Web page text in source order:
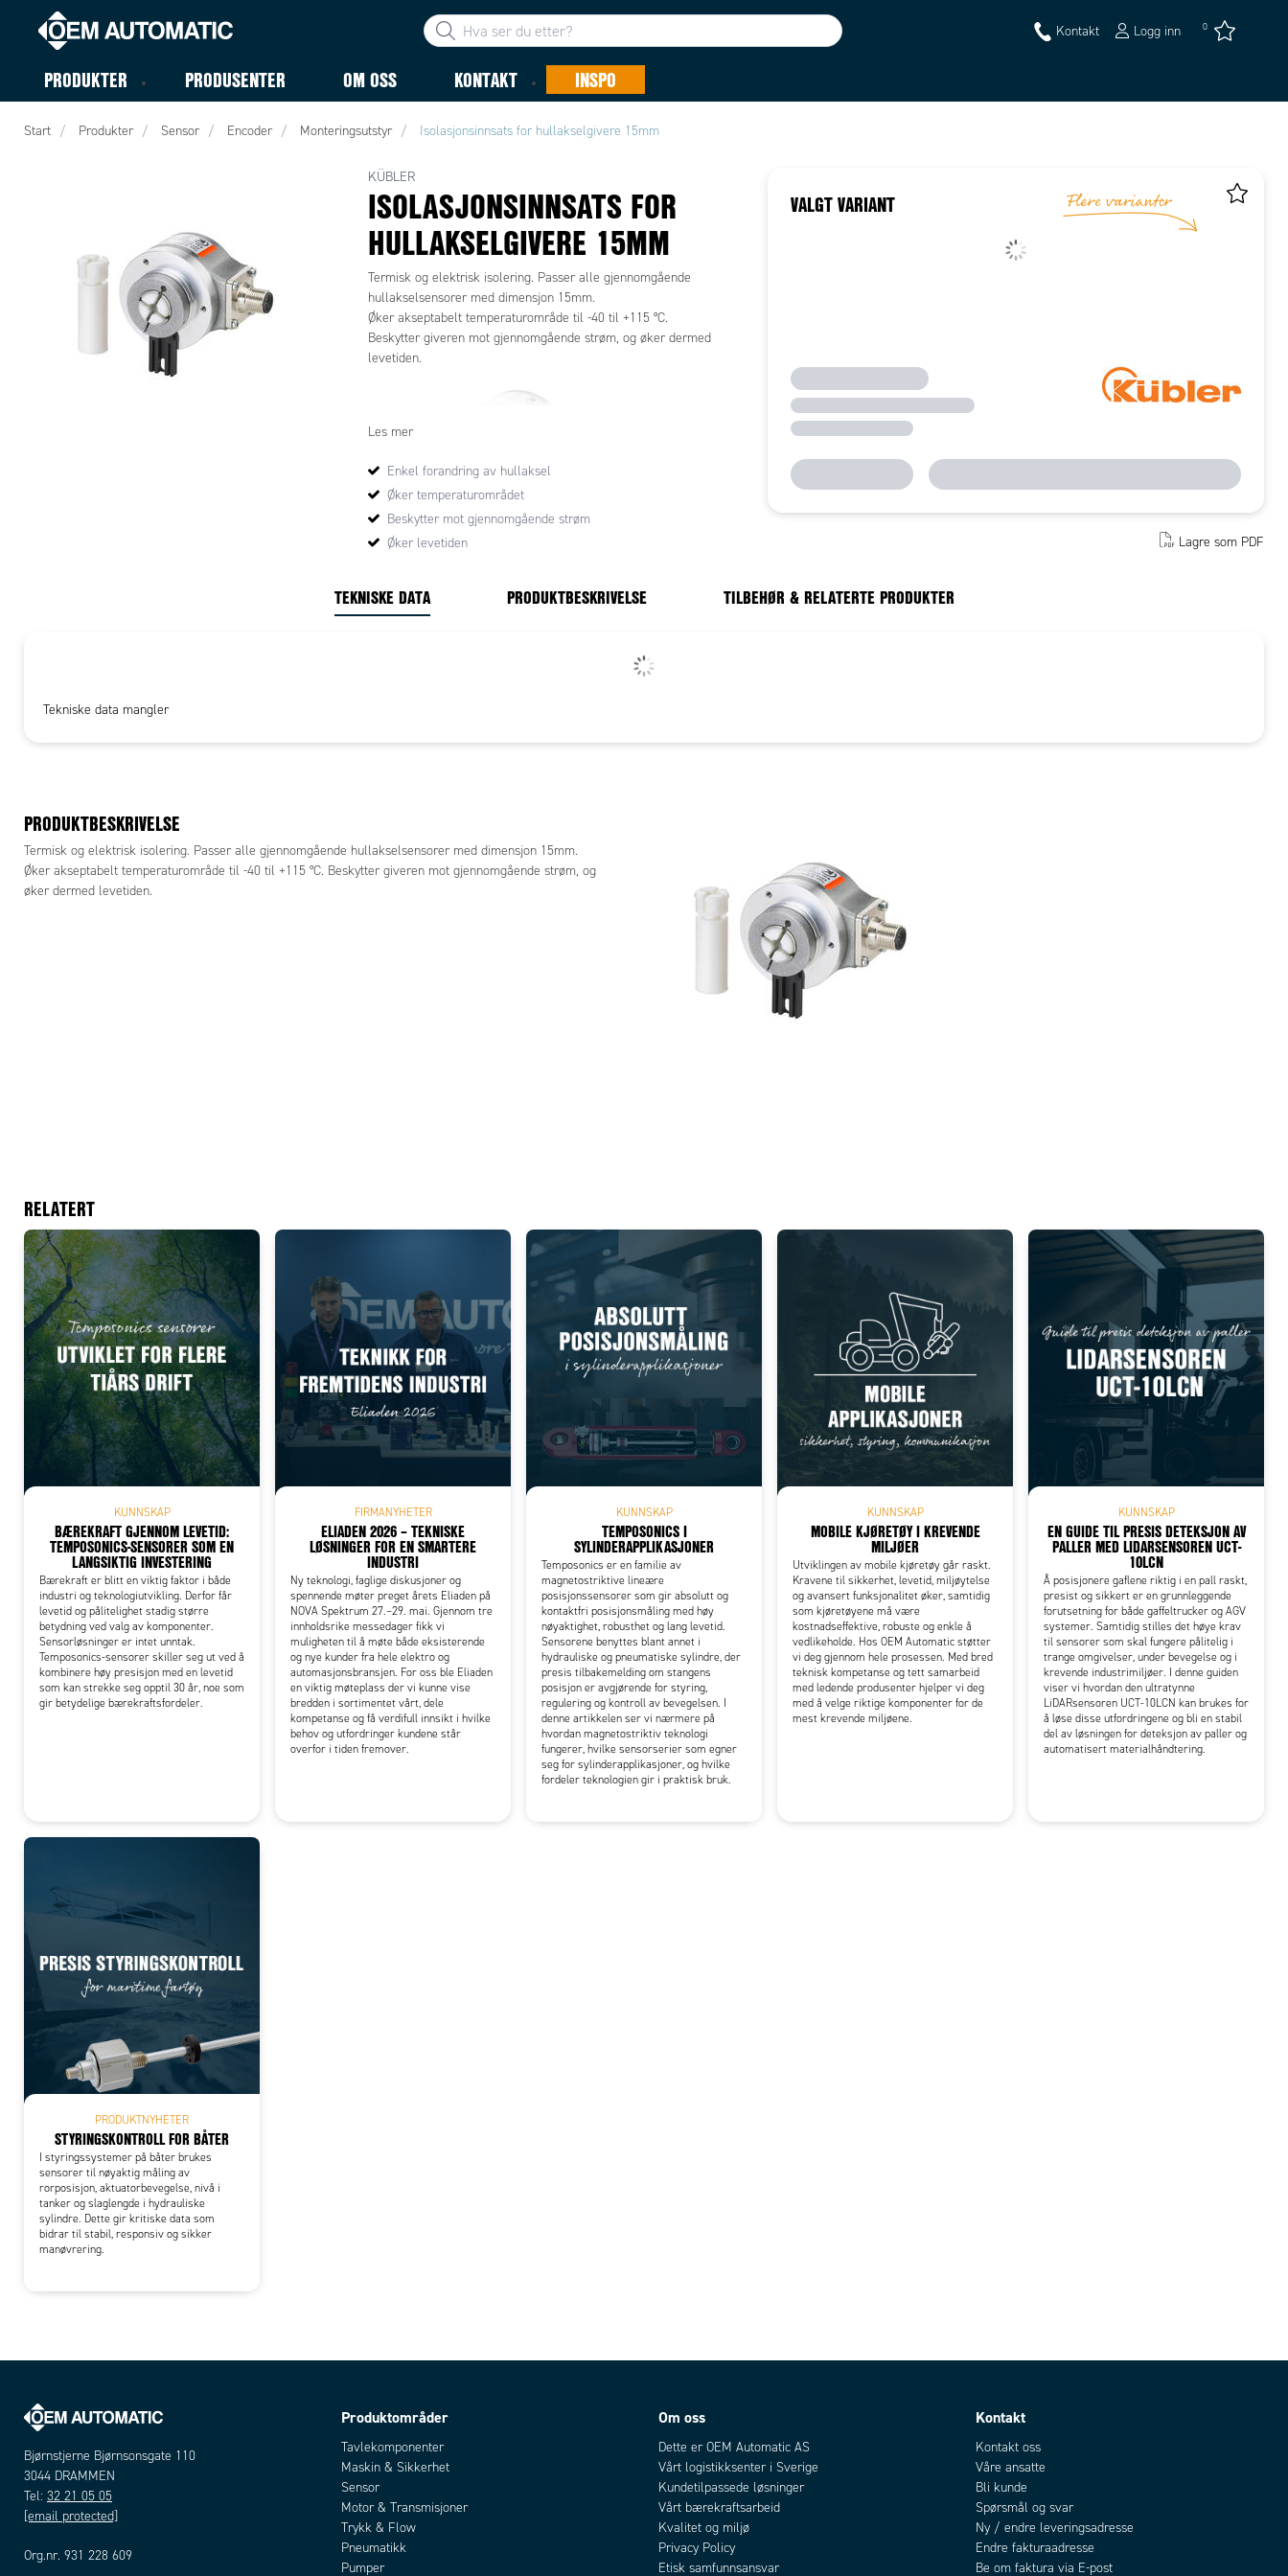
Kontakt Logg inn 0
PRODUKTER PRODUSENTER OM OSS KONTAKT INSPO
Start Produkter Sensor Encoder Monteringsutstyr Isolasjonsinnsats for hullakselgivere 15mm
KÜBLER
ISOLASJONSINNSATS FOR
HULLAKSELGIVERE 15MM
Termisk og elektrisk isolering. Passer alle gjennomgående
hullakselsensorer med dimensjon 15mm.
Øker akseptabelt temperaturområde til -40 til +115 °C.
Beskytter giveren mot gjennomgående strøm, og øker dermed
levetiden.
Les mer
Enkel forandring av hullaksel
Øker temperaturområdet
Beskytter mot gjennomgående strøm
Øker levetiden
VALGT VARIANT
Lagre som PDF
TEKNISKE DATA PRODUKTBESKRIVELSE TILBEHØR & RELATERTE PRODUKTER
Tekniske data mangler
PRODUKTBESKRIVELSE
Termisk og elektrisk isolering. Passer alle gjennomgående hullakselsensorer med dimensjon 15mm.
Øker akseptabelt temperaturområde til -40 til +115 °C. Beskytter giveren mot gjennomgående strøm, og
øker dermed levetiden.
Add to existing cart row Add as new cart row
RELATERT
KUNNSKAP
BÆREKRAFT GJENNOM LEVETID:
TEMPOSONICS-SENSORER SOM EN
LANGSIKTIG INVESTERING
Bærekraft er blitt en viktig faktor i både
industri og teknologiutvikling. Derfor får
levetid og pålitelighet stadig større
betydning ved valg av komponenter.
Sensorløsninger er intet unntak.
Temposonics-sensorer skiller seg ut ved å
kombinere høy presisjon med en levetid
som kan strekke seg opptil 30 år, noe som
gir betydelige bærekraftsfordeler.
FIRMANYHETER
ELIADEN 2026 – TEKNISKE
LØSNINGER FOR EN SMARTERE
INDUSTRI
Ny teknologi, faglige diskusjoner og
spennende møter preget årets Eliaden på
NOVA Spektrum 27.–29. mai. Gjennom tre
innholdsrike messedager fikk vi
muligheten til å møte både eksisterende
og nye kunder fra hele elektro og
automasjonsbransjen. For oss ble Eliaden
en viktig møteplass der vi kunne vise
bredden i sortimentet vårt, dele
kompetanse og få verdifull innsikt i hvilke
behov og utfordringer kundene står
overfor i tiden fremover.
KUNNSKAP
TEMPOSONICS I
SYLINDERAPPLIKASJONER
Temposonics er en familie av
magnetostriktive lineære
posisjonssensorer som gir absolutt og
kontaktfri posisjonsmåling med høy
nøyaktighet, robusthet og lang levetid.
Sensorene benyttes blant annet i
hydrauliske og pneumatiske sylindre, der
presis tilbakemelding om stangens
posisjon er avgjørende for styring,
regulering og kontroll av bevegelsen. I
denne artikkelen ser vi nærmere på
hvordan magnetostriktiv teknologi
fungerer, hvilke sensorserier som egner
seg for sylinderapplikasjoner, og hvilke
fordeler teknologien gir i praktisk bruk.
KUNNSKAP
MOBILE KJØRETØY I KREVENDE
MILJØER
Utviklingen av mobile kjøretøy går raskt.
Kravene til sikkerhet, levetid, miljøytelse
og avansert funksjonalitet øker, samtidig
som kjøretøyene må være
kostnadseffektive, robuste og enkle å
vedlikeholde. Hos OEM Automatic støtter
vi deg gjennom hele prosessen. Med bred
teknisk kompetanse og tett samarbeid
med ledende produsenter hjelper vi deg
med å velge riktige komponenter for de
mest krevende miljøene.
KUNNSKAP
EN GUIDE TIL PRESIS DETEKSJON AV
PALLER MED LIDARSENSOREN UCT-
10LCN
Å posisjonere gaflene riktig i en pall raskt,
presist og sikkert er en grunnleggende
forutsetning for både gaffeltrucker og AGV
systemer. Samtidig stilles det høye krav
til sensorer som skal fungere pålitelig i
trange omgivelser, under bevegelse og i
krevende industrimiljøer. I denne guiden
viser vi hvordan den ultratynne
LiDARsensoren UCT-10LCN kan brukes for
å løse disse utfordringene og bli en stabil
del av løsningen for deteksjon av paller og
automatisert materialhåndtering.
PRODUKTNYHETER
STYRINGSKONTROLL FOR BÅTER
I styringssystemer på båter brukes
sensorer til nøyaktig måling av
rorposisjon, aktuatorbevegelse, nivå i
tanker og slaglengde i hydrauliske
sylindre. Dette gir kritiske data som
bidrar til stabil, responsiv og sikker
manøvrering.
Bjørnstjerne Bjørnsonsgate 110
3044 DRAMMEN
Tel: 32 21 05 05
[email protected]
Org.nr. 931 228 609
Produktområder
Tavlekomponenter
Maskin & Sikkerhet
Sensor
Motor & Transmisjoner
Trykk & Flow
Pneumatikk
Pumper
Om oss
Dette er OEM Automatic AS
Vårt logistikksenter i Sverige
Kundetilpassede løsninger
Vårt bærekraftsarbeid
Kvalitet og miljø
Privacy Policy
Etisk samfunnsansvar
Kontakt
Kontakt oss
Våre ansatte
Bli kunde
Spørsmål og svar
Ny / endre leveringsadresse
Endre fakturaadresse
Be om faktura via E-post